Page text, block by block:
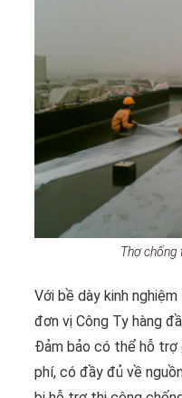
Thợ chống
Với bề dày kinh
đơn vị Công Ty hàng
Đảm bảo có thể hỗ trợ
phí, có đầy đủ về